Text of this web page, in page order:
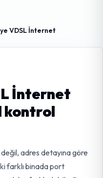
VDSL İnternet
İnternet
kontrol
adres detayına göre
farklı binada port